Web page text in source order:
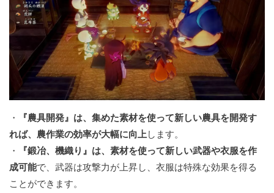
・
『農具開発』は、集めた素材を使って新しい農具を開発す
れば、農作業の効率が大幅に向上します。
・
『鍛冶、機織り』は、素材を使って新しい武器や衣服を作
成可能で、武器は攻撃力が上昇し、衣服は特殊な効果を得る
ことができます。